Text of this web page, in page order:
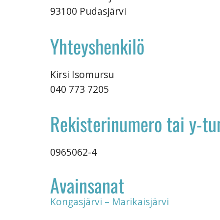
93100 Pudasjärvi
Yhteyshenkilö
Kirsi Isomursu
040 773 7205
Rekisterinumero tai y-
0965062-4
Avainsanat
Kongasjärvi – Marikaisjärvi